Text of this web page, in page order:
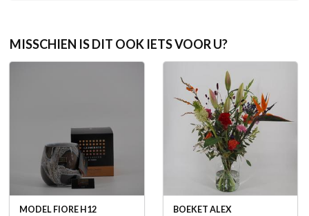
MISSCHIEN IS DIT OOK IETS VOOR U?
MODEL FIORE H12 BOEKET ALEX